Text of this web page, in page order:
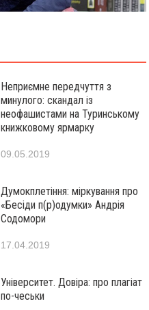
Неприємне передчуття з
минулого: скандал із
неофашистами на Туринському
книжковому ярмарку
09.05.2019
Думокплетіння: міркування про
«Бесіди п(р)одумки» Андрія
Содомори
17.04.2019
Університет. Довіра: про плагіат
по-чеськи